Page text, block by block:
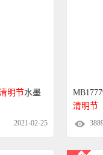
明节水墨
2021-02-25
清明节